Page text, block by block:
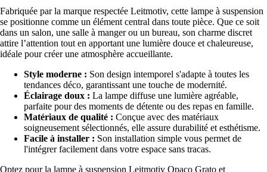
Fabriquée par la marque respectée Leitmotiv, cette lampe à suspension
se positionne comme un élément central dans toute pièce. Que ce soit
dans un salon, une salle à manger ou un bureau, son charme discret
attire l’attention tout en apportant une lumière douce et chaleureuse,
idéale pour créer une atmosphère accueillante.
Style moderne : Son design intemporel s'adapte à toutes les
tendances déco, garantissant une touche de modernité.
Éclairage doux : La lampe diffuse une lumière agréable,
parfaite pour des moments de détente ou des repas en famille.
Matériaux de qualité : Conçue avec des matériaux
soigneusement sélectionnés, elle assure durabilité et esthétisme.
Facile à installer : Son installation simple vous permet de
l'intégrer facilement dans votre espace sans tracas.
Optez pour la lampe à suspension Leitmotiv Opaco Grato et